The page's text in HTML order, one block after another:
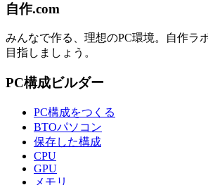
自作.com
みんなで作る、理想のPC環境。 自作ラ
目指しましょう。
PC構成ビルダー
PC構成をつくる
BTOパソコン
保存した構成
CPU
GPU
メモリ